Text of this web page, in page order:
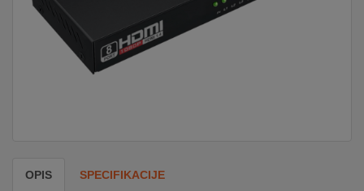
KLIMATIZACIJA
OPIS SPECIFIKACIJE